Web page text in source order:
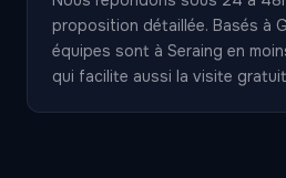
proposition détaillée. Basés à
équipes sont à Seraing en
qui facilite aussi la visite